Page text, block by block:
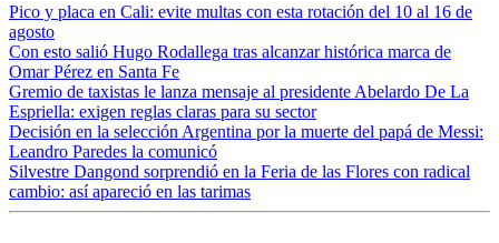
Pico y placa en Cali: evite multas con esta rotación del 10 al 16 de
agosto
Con esto salió Hugo Rodallega tras alcanzar histórica marca de
Omar Pérez en Santa Fe
Gremio de taxistas le lanza mensaje al presidente Abelardo De La
Espriella: exigen reglas claras para su sector
Decisión en la selección Argentina por la muerte del papá de Messi:
Leandro Paredes la comunicó
Silvestre Dangond sorprendió en la Feria de las Flores con radical
cambio: así apareció en las tarimas